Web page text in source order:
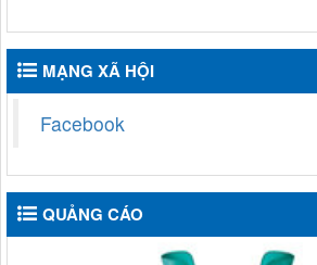
MẠNG XÃ HỘI
Facebook
QUẢNG CÁO